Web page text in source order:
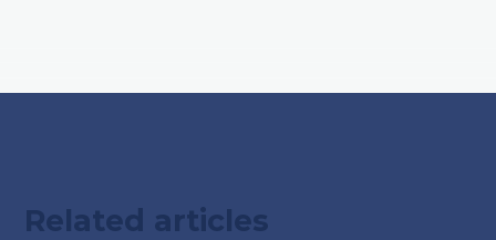
Related articles